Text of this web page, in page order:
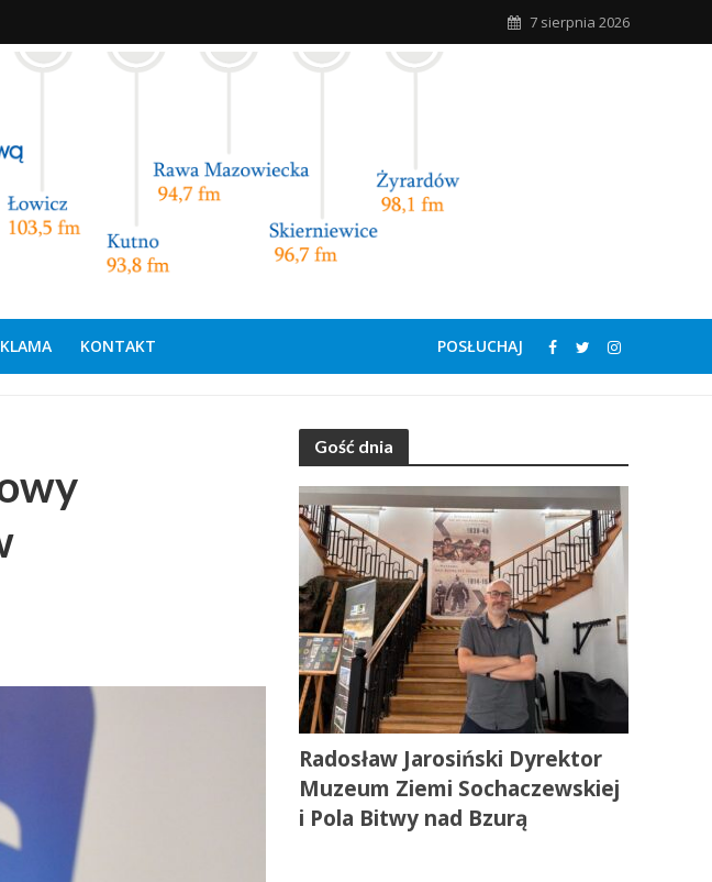
7 sierpnia 2026
KONTAKT POSŁUCHAJ
Gość dnia
Radosław Jarosiński Dyrektor
Muzeum Ziemi Sochaczewskiej
i Pola Bitwy nad Bzurą